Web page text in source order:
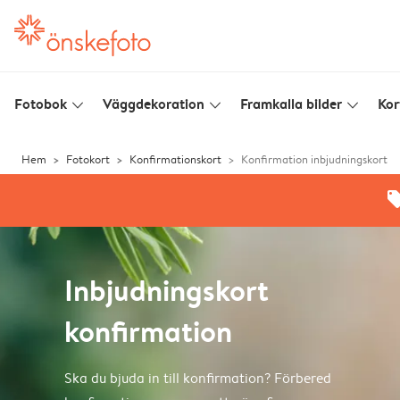
Fotobok slim_arrow_down Väggdekoration slim_arrow_down Framkalla bilder slim_arrow_down
Hem Fotokort Konfirmationskort Konfirmation inbjudningskort
Inbjudningskort
konfirmation
Ska du bjuda in till konfirmation? Förbered